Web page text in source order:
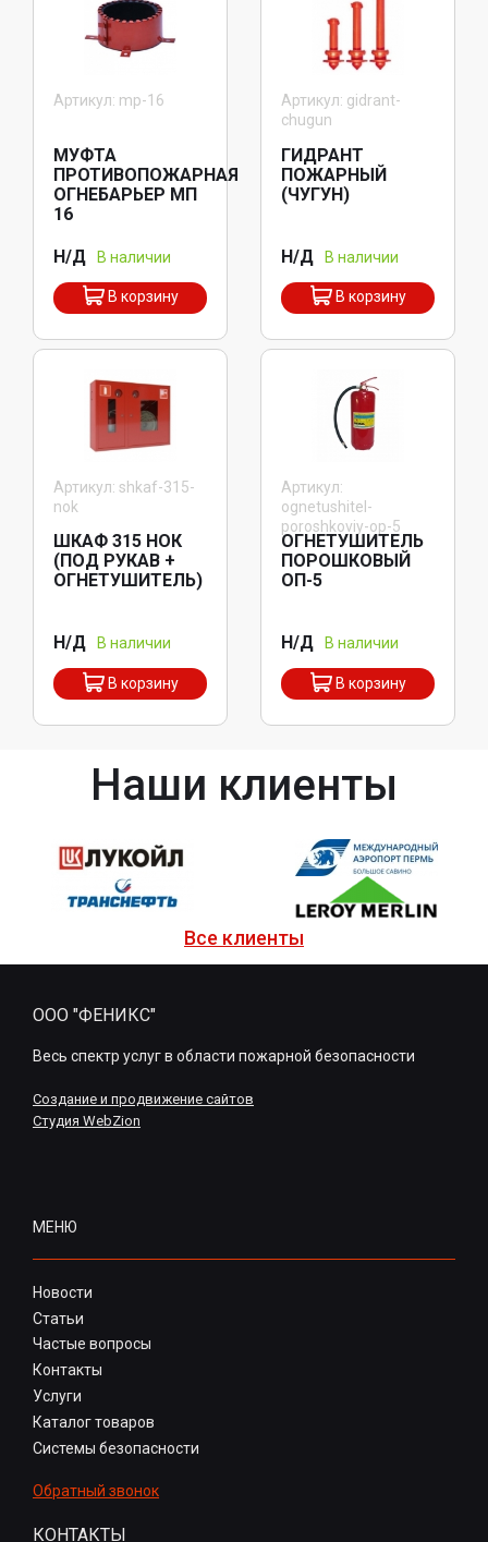
Артикул: mp-16
МУФТА
ПРОТИВОПОЖАРНАЯ
ОГНЕБАРЬЕР МП
16
Н/Д В наличии
В корзину
Артикул: gidrant-
chugun
ГИДРАНТ
ПОЖАРНЫЙ
(ЧУГУН)
Н/Д В наличии
В корзину
Артикул: shkaf-315-
nok
ШКАФ 315 НОК
(ПОД РУКАВ +
ОГНЕТУШИТЕЛЬ)
Н/Д В наличии
В корзину
Артикул:
ognetushitel-
poroshkoviy-op-5
ОГНЕТУШИТЕЛЬ
ПОРОШКОВЫЙ
ОП-5
Н/Д В наличии
В корзину
Наши клиенты
Все клиенты
ООО "ФЕНИКС"
Весь спектр услуг в области пожарной безопасности
Создание и продвижение сайтов
Студия WebZion
МЕНЮ
Новости
Статьи
Частые вопросы
Контакты
Услуги
Каталог товаров
Системы безопасности
Обратный звонок
КОНТАКТЫ